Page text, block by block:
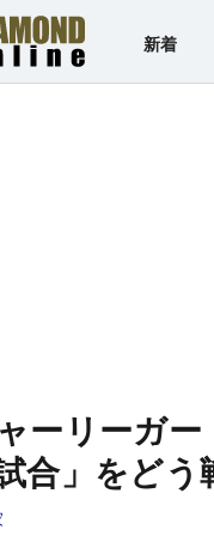
新着
ーリーガ
合」をど